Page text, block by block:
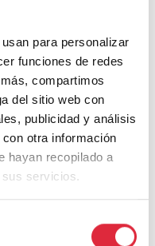
para personalizar
funciones de redes
compartimos
del sitio web con
publicidad y análisis
otra información
hayan recopilado a
servicios.
las fotografías: el
al chiringuito de
y lo cuida, y
casa e-1027, con la
y acoso
mensaje que